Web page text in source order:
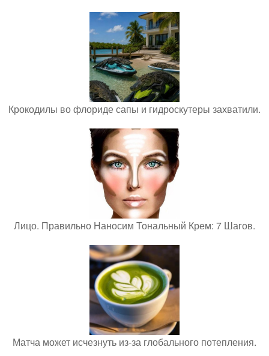
Крокодилы во флориде сапы и гидроскутеры захватили.
Лицо. Правильно Наносим Тональный Крем: 7 Шагов.
Матча может исчезнуть из-за глобального потепления.